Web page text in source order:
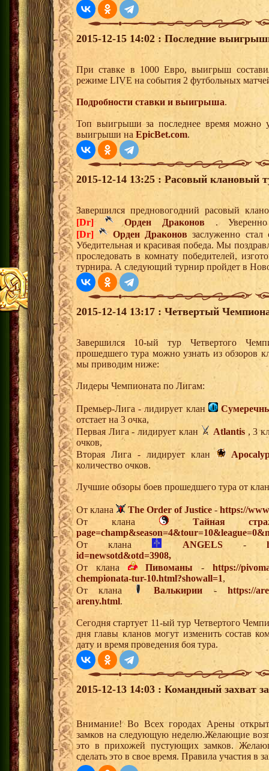
2015-12-15 14:02 : Последние
При ставке в 1000 Евро, выигрыш
режиме LIVE на события 2 футбольных
Подробности ставки и выигрыша.
Топ выигрыши за последнее время можно
выигрыши на EpicBet.com.
2015-12-14 13:25 : Расовый клановый
Завершился предновогодний расовый
[Dr]
Орден Драконов . Уверенно
[Dr]
Орден Драконов заслуженно
Убедительная и красивая победа. Мы
проследовать в комнату победителей,
турнира. А следующий турнир пройдет в
2015-12-14 13:17 : Четвертый
Завершился 10-ый тур Четвертого
прошедшего тура можно узнать из обзоров
мы приводим ниже:
Лидеры Чемпионата по Лигам:
Премьер-Лига - лидирует клан
отстает на 3 очка,
Первая Лига - лидирует клан
Atlantis , 3
очков,
Вторая Лига - лидирует клан
количество очков.
Лучшие обзоры боев прошедшего тура от
От клана The Order of Justice - https://
От клана
Тайная
От клана
ANGELS-
id=newsotd&otd=3908,
От клана
Пивоманы -https://
chempionata-tur-10.html?showall=1,
От клана
Валькирии -https://
areny.html.
Сегодня стартует 11-ый тур Четвертого
дня главы кланов могут изменить состав
дату и время проведения боя тура.
2015-12-13 14:03 : Командный захват
Внимание! Во Всех городах Арены
замков на следующую неделю.Желающие
это в прихожей пустующих замков.
сделать это в свое время. Правила участия в